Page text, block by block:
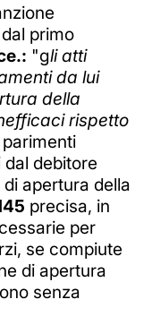
primo
"gli atti
da lui
della
rispetto
debitore
apertura della
precisa, in
per
se compiute
di apertura
senza